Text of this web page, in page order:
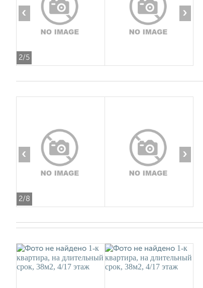
2/5
‹ ›
2/8
‹ ›